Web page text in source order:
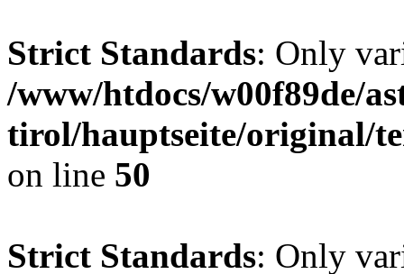
Strict Standards: Only
/www/htdocs/w00f89de/
tirol/hauptseite/original/
on line 50
Strict Standards: Only